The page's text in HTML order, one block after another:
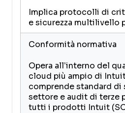
Implica protocolli di
e sicurezza multilivello
Conformità normativa
Opera all’interno del
cloud più ampio di
comprende standard di
settore e audit di terze
tutti i prodotti Intuit